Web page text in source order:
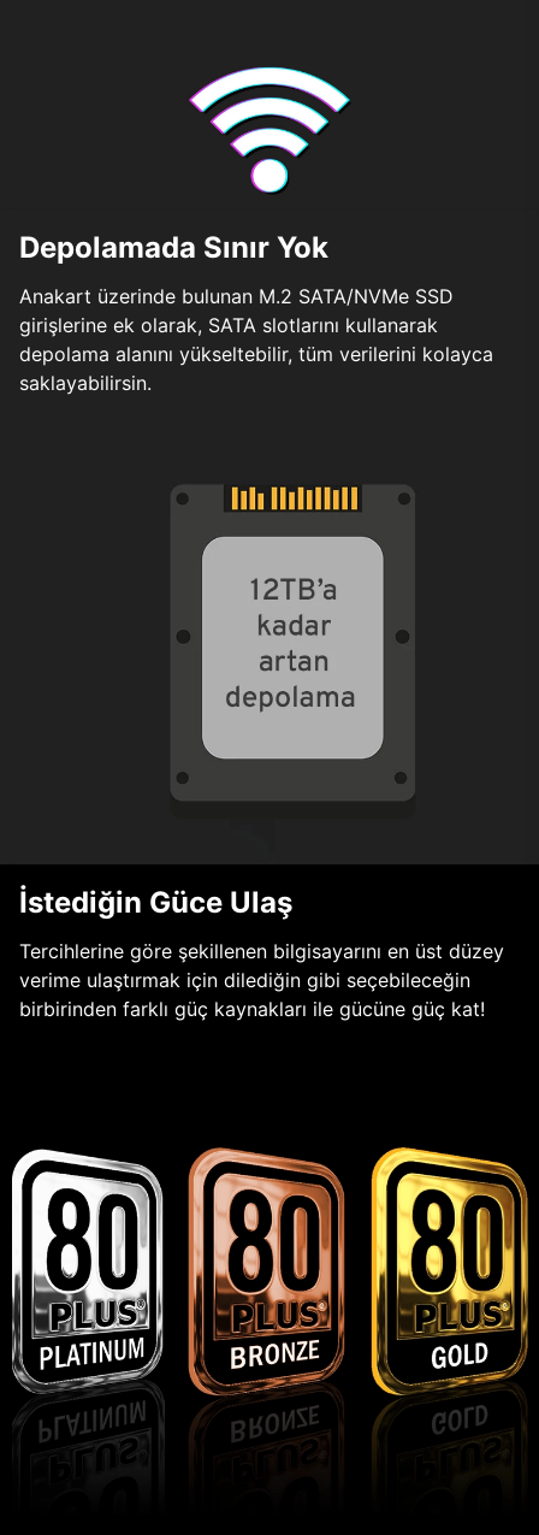
Depolamada Sınır Yok
Anakart üzerinde bulunan M.2 SATA/NVMe SSD
girişlerine ek olarak, SATA slotlarını kullanarak
depolama alanını yükseltebilir, tüm verilerini kolayca
saklayabilirsin.
İstediğin Güce Ulaş
Tercihlerine göre şekillenen bilgisayarını en üst düzey
verime ulaştırmak için dilediğin gibi seçebileceğin
birbirinden farklı güç kaynakları ile gücüne güç kat!